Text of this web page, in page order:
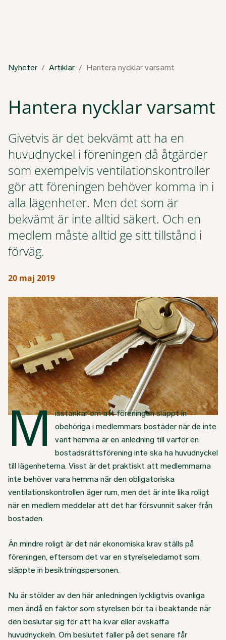
Nyheter Artiklar Hantera nycklar varsamt
Hantera nycklar varsamt
Givetvis är det bekvämt att ha en
huvudnyckel i föreningen då åtgärder
som exempelvis ventilationskontroller
gör att föreningen behöver komma in i
alla lägenheter. Men det som är
bekvämt är inte alltid säkert. Och en
medlem måste alltid ge sitt tillstånd i
förväg.
20 maj 2019
M isstankar om att föreningen släppt in
obehöriga i medlemmars bostäder när de inte
varit hemma är en anledning till varför en
bostadsrättsförening inte ska ha huvudnyckel
till lägenheterna. Visst är det praktiskt att medlemmarna
inte behöver vara hemma när den obligatoriska
ventilationskontrollen äger rum, men det är inte lika roligt
när en medlem meddelar att det har försvunnit saker från
bostaden.
Än mindre roligt är det när ekonomiska krav ställs på
föreningen, eftersom det var en styrelseledamot som
släppte in besiktningspersonen.
Nu är stölder av den här anledningen lyckligtvis ovanliga
men ändå en faktor som styrelsen bör ta i beaktande när
den beslutar sig för att ha kvar eller avskaffa
huvudnyckeln. Om beslutet faller på det senare får